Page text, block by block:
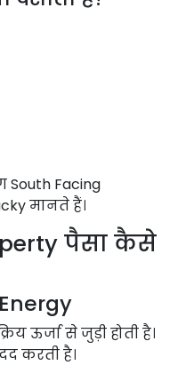
Facing
मानते हैं।
पैसा कैसे
ऊर्जा से जुड़ी होती है।
करती है।